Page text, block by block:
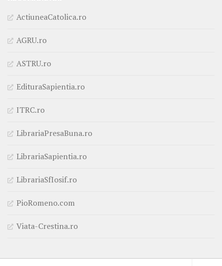
ActiuneaCatolica.ro
AGRU.ro
ASTRU.ro
EdituraSapientia.ro
ITRC.ro
LibrariaPresaBuna.ro
LibrariaSapientia.ro
LibrariaSfIosif.ro
PioRomeno.com
Viata-Crestina.ro